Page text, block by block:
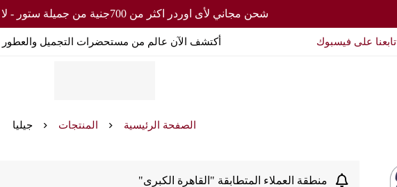
شحن مجاني لأى اوردر اكثر من 700جنية من جميلة ستور - لا تفوت العرض
تابعنا على فيسبوك أكتشف الآن عالم من مستحضرات التجميل والعطور
الصفحة الرئيسية المنتجات جيليا
منطقة العملاء المتطابقة "القاهرة الكبرى"